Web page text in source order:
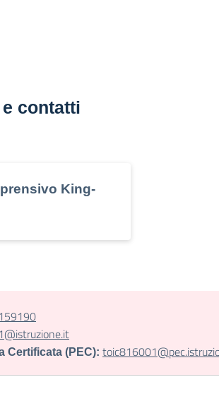
contatti
King-
Certificata (PEC):